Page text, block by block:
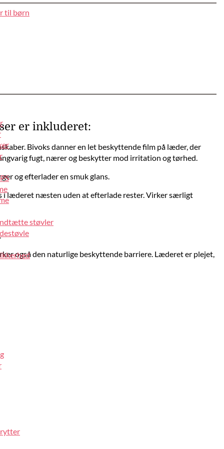
til børn
støvler
er inkluderet:
Bivoks danner en let beskyttende film på læder, der
fugt, nærer og beskytter mod irritation og tørhed.
og efterlader en smuk glans.
i læderet næsten uden at efterlade rester. Virker særligt
også den naturlige beskyttende barriere. Læderet er plejet,